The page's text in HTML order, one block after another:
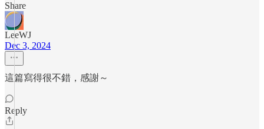
Share
LeeWJ
Dec 3, 2024
這篇寫得很不錯，感謝～
Reply